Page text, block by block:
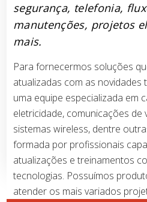
segurança, telefonia,
manutenções, projetos
mais.
Para fornecermos soluções
atualizadas com as novidades
uma equipe especializada em
eletricidade, comunicações de
sistemas wireless, dentre
formada por profissionais
atualizações e treinamentos
tecnologias. Possuímos
atender os mais variados